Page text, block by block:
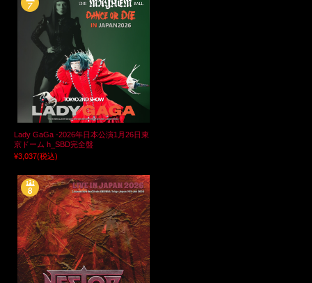
Lady GaGa -2026年日本公演1月26日東
京ドーム h_SBD完全盤
¥3,037(税込)